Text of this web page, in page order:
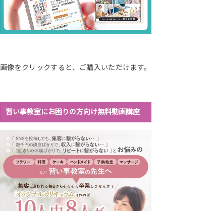
画像をクリックすると、ご購入いただけます。
習い事教室にお困りの方向け無料動画講座